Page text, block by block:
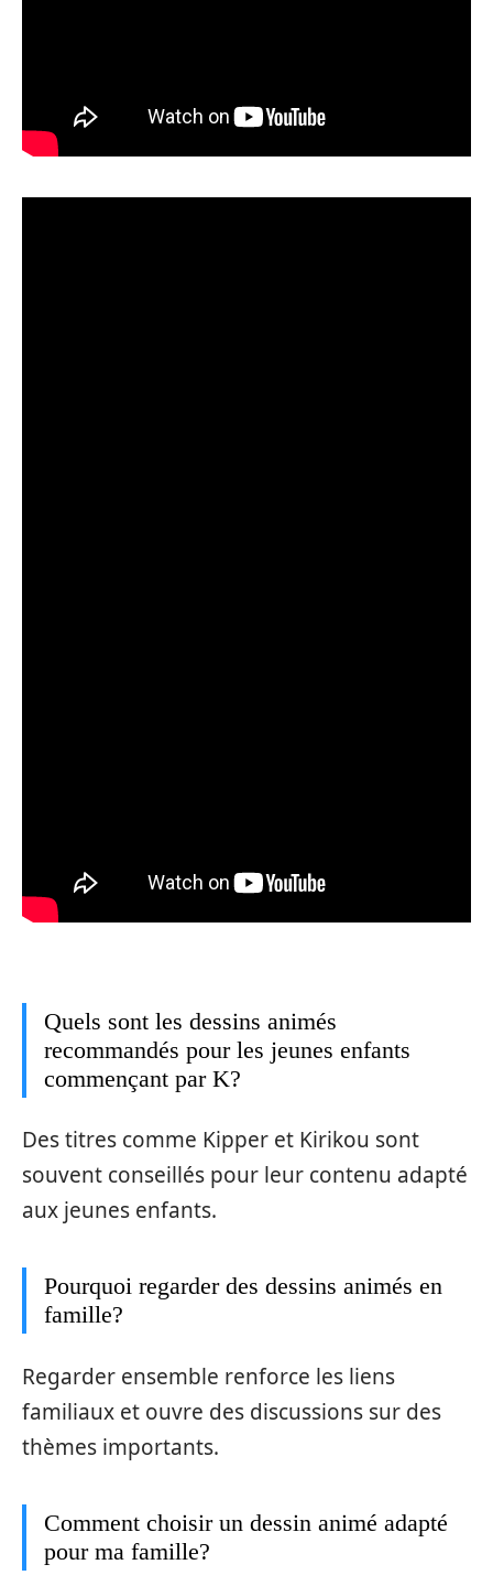
Quels sont les dessins animés
recommandés pour les jeunes enfants
commençant par K?
Des titres comme Kipper et Kirikou sont
souvent conseillés pour leur contenu adapté
aux jeunes enfants.
Pourquoi regarder des dessins animés en
famille?
Regarder ensemble renforce les liens
familiaux et ouvre des discussions sur des
thèmes importants.
Comment choisir un dessin animé adapté
pour ma famille?